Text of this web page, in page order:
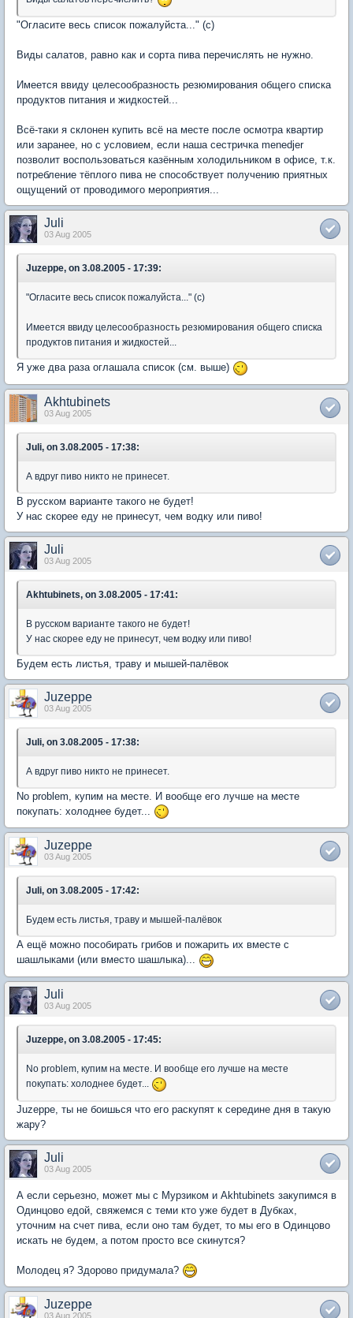
"Огласите весь список пожалуйста..." (с)
Виды салатов, равно как и сорта пива перечислять не нужно.
Имеется ввиду целесообразность резюмирования общего списка
продуктов питания и жидкостей...
Всё-таки я склонен купить всё на месте после осмотра квартир
или заранее, но с условием, если наша сестричка menedjer
позволит воспользоваться казённым холодильником в офисе, т.к.
потребление тёплого пива не способствует получению приятных
ощущений от проводимого мероприятия...
Juli
03 Aug 2005
Juzeppe, on 3.08.2005 - 17:39:
"Огласите весь список пожалуйста..." (с)
Имеется ввиду целесообразность резюмирования общего списка
продуктов питания и жидкостей...
Я уже два раза оглашала список (см. выше)
Akhtubinets
03 Aug 2005
Juli, on 3.08.2005 - 17:38:
А вдруг пиво никто не принесет.
В русском варианте такого не будет!
У нас скорее еду не принесут, чем водку или пиво!
Juli
03 Aug 2005
Akhtubinets, on 3.08.2005 - 17:41:
В русском варианте такого не будет!
У нас скорее еду не принесут, чем водку или пиво!
Будем есть листья, траву и мышей-палёвок
Juzeppe
03 Aug 2005
Juli, on 3.08.2005 - 17:38:
А вдруг пиво никто не принесет.
No problem, купим на месте. И вообще его лучше на месте
покупать: холоднее будет...
Juzeppe
03 Aug 2005
Juli, on 3.08.2005 - 17:42:
Будем есть листья, траву и мышей-палёвок
А ещё можно пособирать грибов и пожарить их вместе с
шашлыками (или вместо шашлыка)...
Juli
03 Aug 2005
Juzeppe, on 3.08.2005 - 17:45:
No problem, купим на месте. И вообще его лучше на месте
покупать: холоднее будет...
Juzeppe, ты не боишься что его раскупят к середине дня в такую
жару?
Juli
03 Aug 2005
А если серьезно, может мы с Мурзиком и Akhtubinets закупимся в
Одинцово едой, свяжемся с теми кто уже будет в Дубках,
уточним на счет пива, если оно там будет, то мы его в Одинцово
искать не будем, а потом просто все скинутся?
Молодец я? Здорово придумала?
Juzeppe
03 Aug 2005